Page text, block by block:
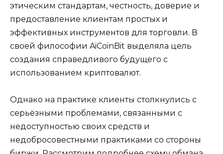
этическим стандартам, честность, доверие и
предоставление клиентам простых и
эффективных инструментов для торговли. В
своей философии AiCoinBit выделяла цель
создания справедливого будущего с
использованием криптовалют.
Однако на практике клиенты столкнулись с
серьёзными проблемами, связанными с
недоступностью своих средств и
недобросовестными практиками со стороны